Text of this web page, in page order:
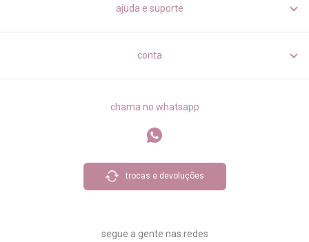
ajuda e suporte
conta
chama no whatsapp
trocas e devoluções
segue a gente nas redes